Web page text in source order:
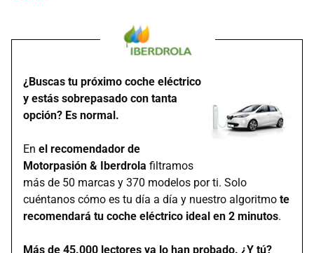
¿Buscas tu próximo coche eléctrico
y estás sobrepasado con tanta
opción? Es normal.
En el recomendador de
Motorpasión & Iberdrola filtramos
más de 50 marcas y 370 modelos por ti. Solo
cuéntanos cómo es tu día a día y nuestro algoritmo te
recomendará tu coche eléctrico ideal en 2 minutos.
Más de 45.000 lectores ya lo han probado. ¿Y tú?